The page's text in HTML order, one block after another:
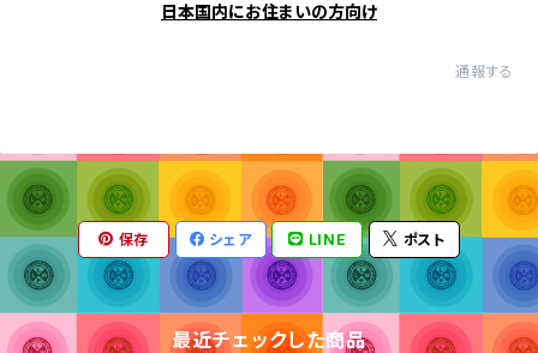
日本国内にお住まいの方向け
通報する
保存 シェア LINE ポスト
最近チェックした商品